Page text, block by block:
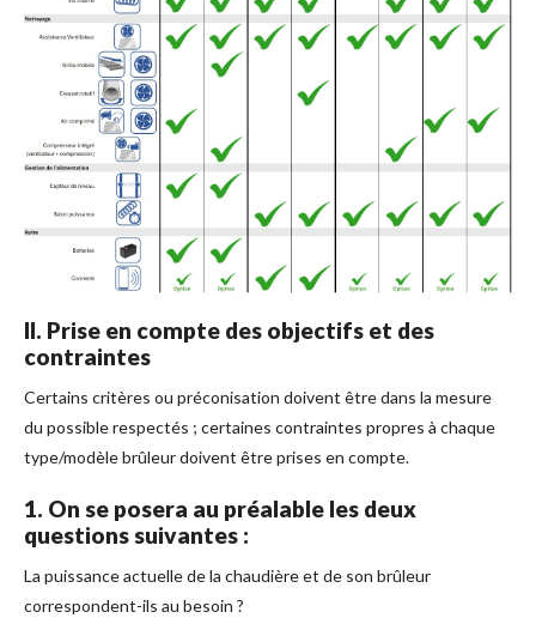
II. Prise en compte des objectifs et des
contraintes
Certains critères ou préconisation doivent être dans la mesure
du possible respectés ; certaines contraintes propres à chaque
type/modèle brûleur doivent être prises en compte.
1. On se posera au préalable les deux
questions suivantes :
La puissance actuelle de la chaudière et de son brûleur
correspondent-ils au besoin ?